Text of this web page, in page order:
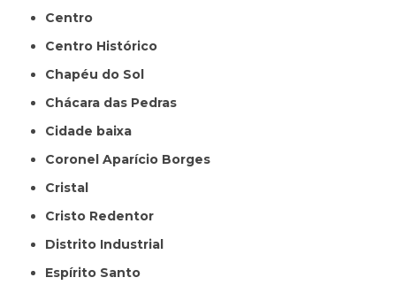
Centro
Centro Histórico
Chapéu do Sol
Chácara das Pedras
Cidade baixa
Coronel Aparício Borges
Cristal
Cristo Redentor
Distrito Industrial
Espírito Santo